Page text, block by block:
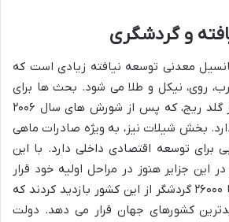
و گردشگری
معدنی توسعه نیافته زیادی است که
روی، نیکل و طلا می شود. بحث ها برای
بازگشایی معدن طلا در گلد ریج، که پس از شورش های سال ۲۰۰۶
بخش شیلات نیز، به ویژه صادرات ماهی
برای توسعه اقتصادی داخلی دارد. با این
جزایر هنوز در مراحل اولیه خود قرار
دارد. در سال ۲۰۱۷، تنها ۲۶۰۰۰ گردشگر از این کشور بازدید کردند که
کشورهای جهان قرار می دهد. دولت